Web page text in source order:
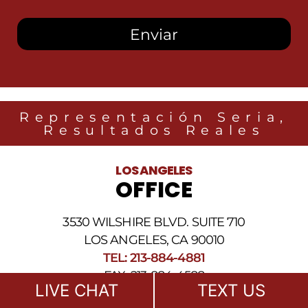
recibir
mensajes
SMS
con
noticias
legales
Representación Seria,
Resultados Reales
LOS ANGELES
OFFICE
3530 WILSHIRE BLVD. SUITE 710
LOS ANGELES, CA 90010
TEL: 213-884-4881
FAX: 213-884-4588
info@HeidariLawGroup.com
LIVE CHAT TEXT US